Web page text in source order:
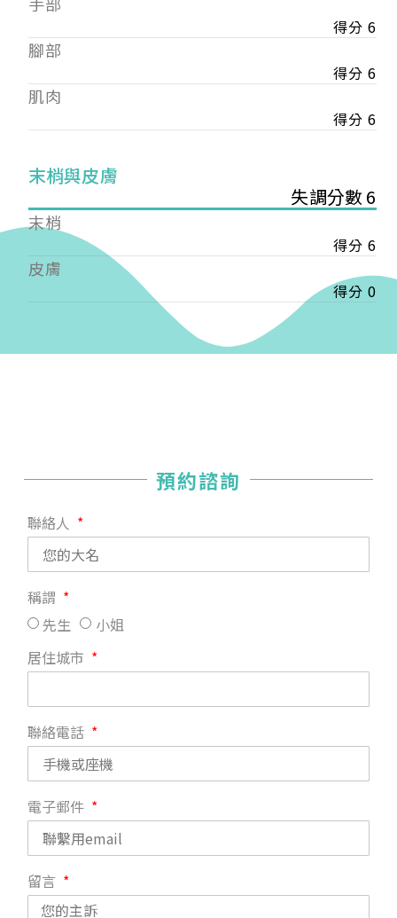
得分 6
腳部
得分 6
肌肉
得分 6
末梢與皮膚
失調分數 6
末梢
得分 6
皮膚
得分 0
預約諮詢
聯絡人
稱謂
先生
小姐
居住城市
聯絡電話
電子郵件
留言
會審核通過後即通知您進行繳費，繳費資訊如下
【會費】
個人會員:
入會費新臺幣1200元，於會員入會時繳納；常年會
費1200元，於每年度繳納。
費3000元，於每年度繳納。
戶名: 社團法人台灣自律神經健康培訓暨發展協會
帳號: 003-03-501566-2
銀行: (013) 國泰世華 南京東路分行